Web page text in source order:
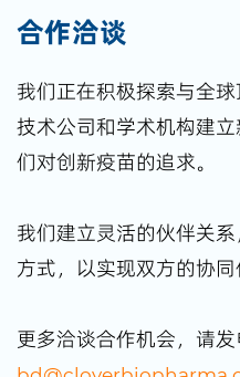
合作洽谈
我们正在积极探索与全
技术公司和学术机构建
们对创新疫苗的追求。
我们建立灵活的伙伴关
方式，以实现双方的协同
更多洽谈合作机会，请